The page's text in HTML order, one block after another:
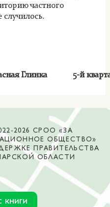
частного
случилось.
Глинка 5-й
2026 СРОО «ЗА
ОБЩЕСТВО»
ПРАВИТЕЛЬСТВА
ОБЛАСТИ
книги